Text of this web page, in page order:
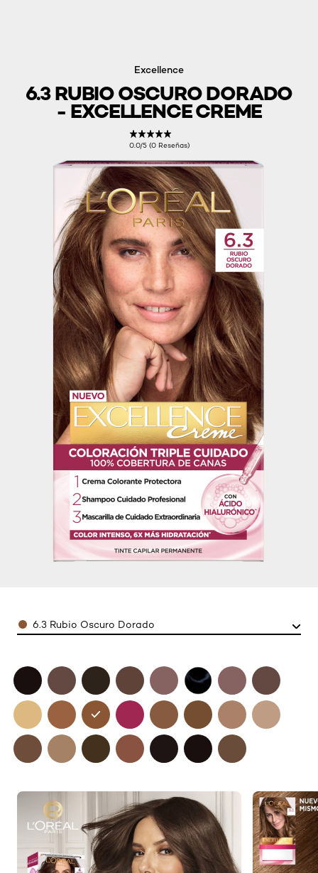
Excellence
6.3 RUBIO OSCURO DORADO
- EXCELLENCE CREME
0.0/5 (0 Reseñas)
Color6.3 Rubio Oscuro Dorado